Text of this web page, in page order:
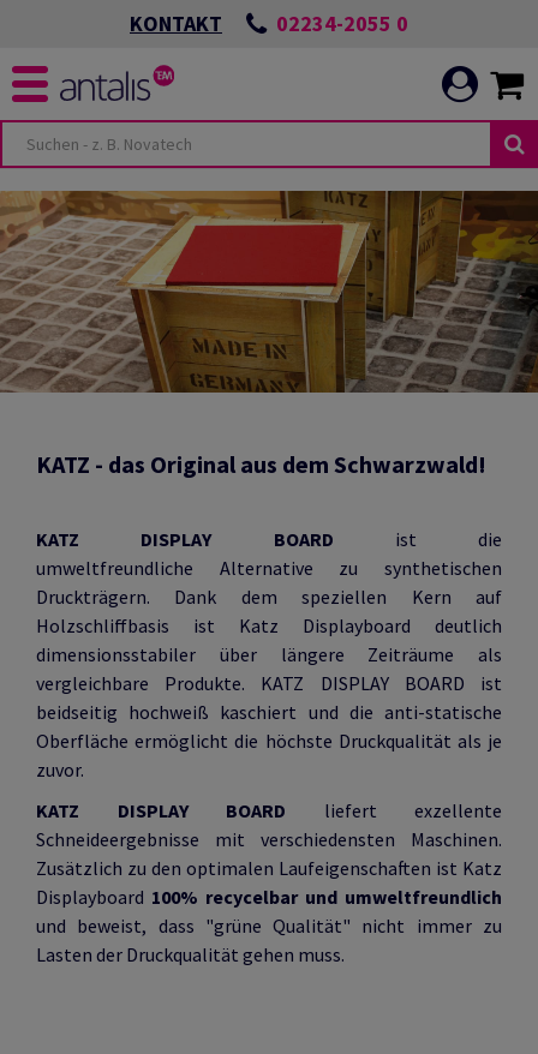
KONTAKT 02234-2055 0
KATZ - das Original aus dem Schwarzwald!
KATZ DISPLAY BOARD ist die
umweltfreundliche Alternative zu synthetischen
Druckträgern. Dank dem speziellen Kern auf
Holzschliffbasis ist Katz Displayboard deutlich
dimensionsstabiler über längere Zeiträume als
vergleichbare Produkte. KATZ DISPLAY BOARD ist
beidseitig hochweiß kaschiert und die anti-statische
Oberfläche ermöglicht die höchste Druckqualität als je
zuvor.
KATZ DISPLAY BOARD liefert exzellente
Schneideergebnisse mit verschiedensten Maschinen.
Zusätzlich zu den optimalen Laufeigenschaften ist Katz
Displayboard 100% recycelbar und umweltfreundlich
und beweist, dass "grüne Qualität" nicht immer zu
Lasten der Druckqualität gehen muss.